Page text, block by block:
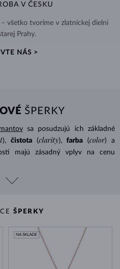
V ČESKU
všetko tvoríme v zlatníckej dielni
Prahy.
NÁS >
ŠPERKY
sa posudzujú ich základné
), čistota (clarity), farba (color) a
majú zásadný vplyv na cenu
ŠPERKY
NA SKLADE